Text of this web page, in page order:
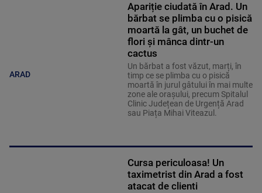
ARAD
Apariție ciudată în Arad. Un
bărbat se plimba cu o pisică
moartă la gât, un buchet de
flori și mânca dintr-un
cactus
Un bărbat a fost văzut, marți, în
timp ce se plimba cu o pisică
moartă în jurul gâtului în mai multe
zone ale orașului, precum Spitalul
Clinic Județean de Urgență Arad
sau Piața Mihai Viteazul.
Cursa periculoasa! Un
taximetrist din Arad a fost
atacat de clienti